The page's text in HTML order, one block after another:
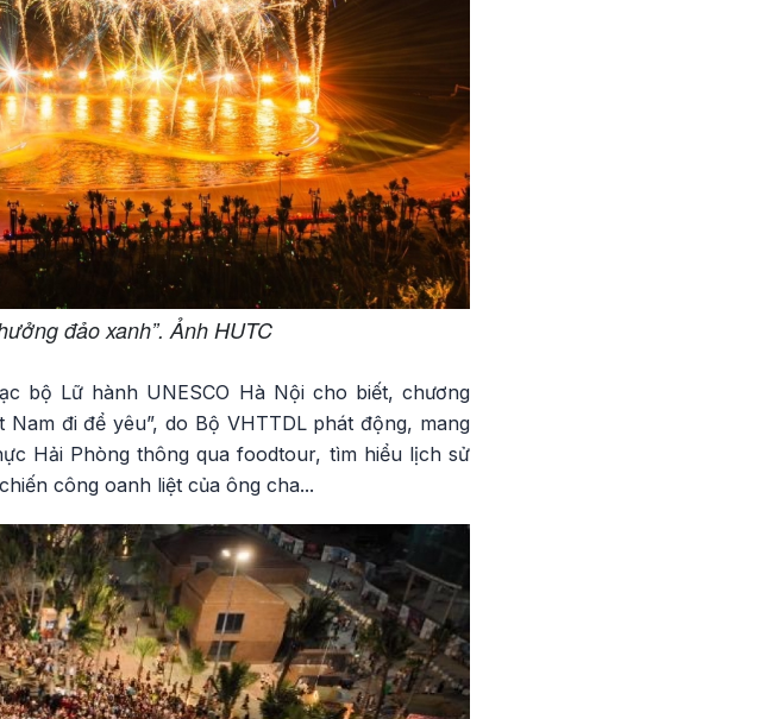
đảo xanh”. Ảnh HUTC
bộ Lữ hành UNESCO Hà Nội cho biết, chương
đi để yêu”, do Bộ VHTTDL phát động, mang
Hải Phòng thông qua foodtour, tìm hiểu lịch sử
công oanh liệt của ông cha...